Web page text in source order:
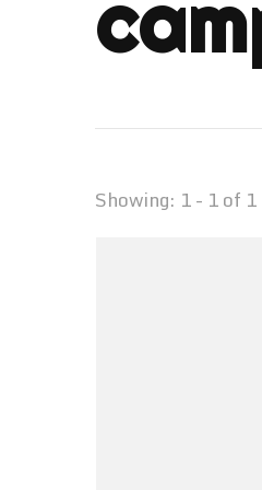
Showing: 1 - 1 of 1